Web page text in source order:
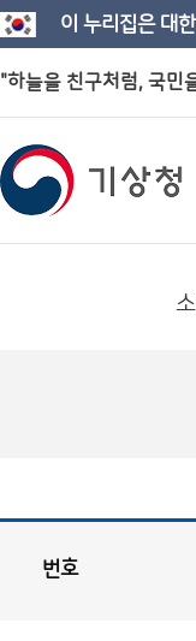
이 누리집은 대
"하늘을 친구처럼, 국민
번호